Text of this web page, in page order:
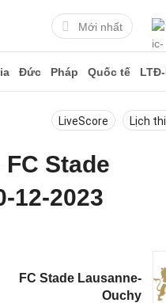
Mới nhất
Đức Pháp Quốc tế
LiveScore Lịch
Stade
12-2023
FC Stade Lausanne-
Ouchy